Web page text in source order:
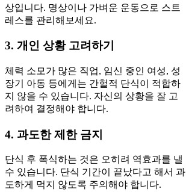
상입니다. 명상이나 가벼운 운동으로 스트
레스를 관리해보세요.
3. 개인 상황 고려하기
체력 소모가 많은 직업, 임신 중인 여성, 성
장기 아동 등에게는 간헐적 단식이 적합하
지 않을 수 있습니다. 자신의 상황을 잘 고
려하여 결정해야 합니다.
4. 과도한 제한 금지
단식 후 폭식하는 것은 오히려 역효과를 낼
수 있습니다. 단식 기간이 끝났다고 해서 과
도하게 먹지 않도록 주의해야 합니다.